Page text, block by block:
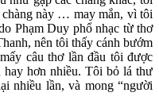
này … may mắn, vì tôi
Phạm Duy phổ nhạc từ thơ
nên tôi thấy cánh bướm
câu thơ lần đầu tôi được
hay hơn nhiều. Tôi bỏ lá thư
nhiều lần, và mong “người